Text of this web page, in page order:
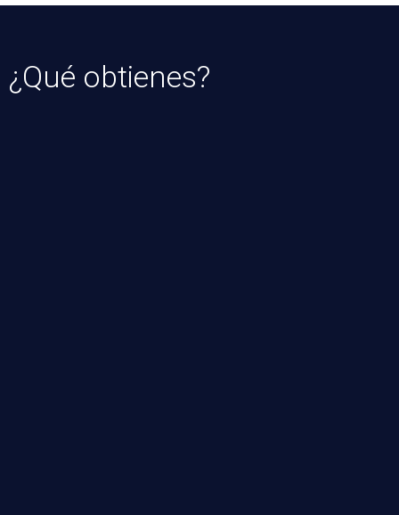
¿Qué obtienes?